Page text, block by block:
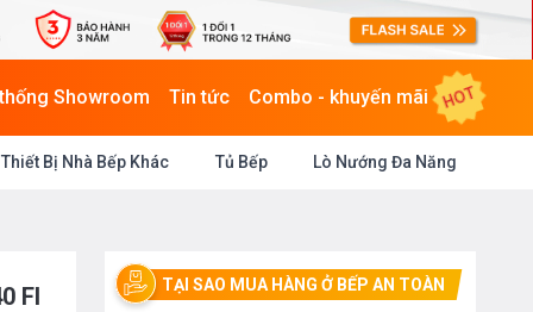
Showroom Tin tức Combo - khuyến mãi HOT
Thiết Bị Nhà Bếp Khác Tủ Bếp Lò Nướng Đa Năng
FI
TẠI SAO MUA HÀNG Ở BẾP AN TOÀN